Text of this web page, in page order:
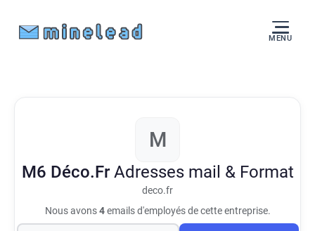
MENU
M
M6 Déco.Fr Adresses mail & Format
deco.fr
Nous avons4emails d'employés de cette entreprise.